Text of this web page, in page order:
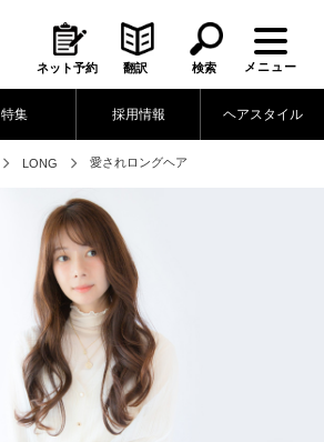
ネット予約 翻訳 検索 メニュー
特集 採用情報 ヘアスタイル
LONG 愛されロングヘア